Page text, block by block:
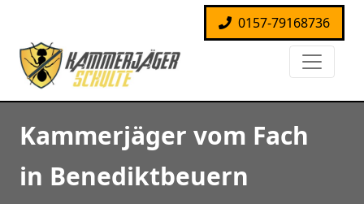
0157-79168736
Kammerjäger vom Fach
in Benediktbeuern